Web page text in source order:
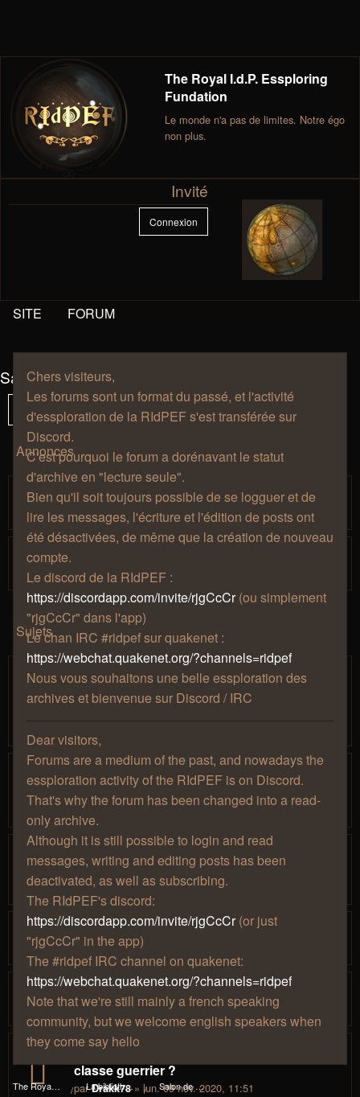
The Royal I.d.P. Essploring
Fundation
Le monde n'a pas de limites. Notre égo
non plus.
Invité
Connexion
SITE FORUM
Chers visiteurs,
Les forums sont un format du passé, et l'activité
d'essploration de la RIdPEF s'est transférée sur
Discord.
C'est pourquoi le forum a dorénavant le statut
d'archive en "lecture seule".
Bien qu'il soit toujours possible de se logguer et de
lire les messages, l'écriture et l'édition de posts ont
été désactivées, de même que la création de nouveau
compte.
Le discord de la RIdPEF :
https://discordapp.com/invite/rjgCcCr(ou simplement
"rjgCcCr" dans l'app)
Le chan IRC #ridpef sur quakenet :
https://webchat.quakenet.org/?channels=ridpef
Nous vous souhaitons une belle essploration des
archives et bienvenue sur Discord / IRC
Dear visitors,
Forums are a medium of the past, and nowadays the
essploration activity of the RIdPEF is on Discord.
That's why the forum has been changed into a read-
only archive.
Although it is still possible to login and read
messages, writing and editing posts has been
deactivated, as well as subscribing.
The RIdPEF's discord:
https://discordapp.com/invite/rjgCcCr(or just
"rjgCcCr" in the app)
The #ridpef IRC channel on quakenet:
https://webchat.quakenet.org/?channels=ridpef
Note that we're still mainly a french speaking
community, but we welcome english speakers when
they come say hello
The Royal I.d.P. Essploring Fundation La bibliothèque du manoir Von Mortekaï Salon de café
Salon de café
Verrouillé 322 sujets
Annonces
Règles de bienséance.
» jeu. 27 août 2009, 12:57
par Zhao » jeu. 27 août 2009, 11:04
Sujets
Coffee Induced Dreams (anciennement
P.A.T.I.)
[Discord] Un serveur Discord pour la
RIdPEF
par Mjollna» dim. 29 sept. 2019, 19:26
[IRC] Canal #RIdPEF sur irc.quakenet.org
…
par Lenwë» lun. 08 févr.
2010, 16:05
Sous la surface de World of Warcraft
parEléïs » lun. 28 août 2023, 17:42
Essploration Flashback !
parÐarknêss » sam. 11 déc. 2021, 13:08
Plus possible d'acceder au domaine de
classe guerrier ?
parDrakk78» lun. 09 nov. 2020, 11:51